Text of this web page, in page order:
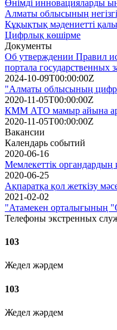
Өнімді инновацияларды
Алматы облысының негізгі
Құқықтық мәдениетті
Цифрлық көшірме
Документы
Об утверждении Правил
портала государственных
2024-10-09T00:00:00Z
"Алматы облысының
2020-11-05T00:00:00Z
КММ АТО мамыр айына
2020-11-05T00:00:00Z
Вакансии
Календарь событий
2020-06-16
Мемлекеттік органдардың
2020-06-25
Ақпаратқа қол жеткізу
2021-02-02
"Атамекен орталығының
Телефоны экстренных
103
Жедел жәрдем
103
Жедел жәрдем